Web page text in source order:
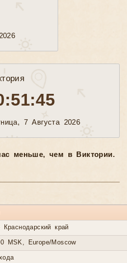
7 Августа 2026
меньше, чем в Виктории.
край
MSK, Europe/Moscow